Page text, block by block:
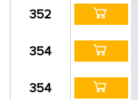
352
354
354